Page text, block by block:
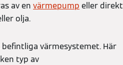
av en värmepump eller direkt
olja.
värmesystemet. Här
typ av